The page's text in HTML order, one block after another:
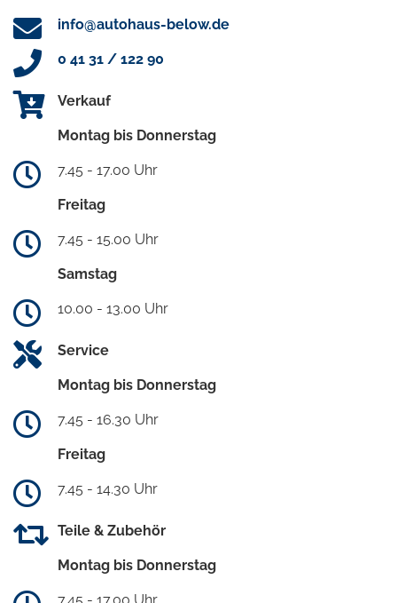
info@autohaus-below.de
0 41 31 / 122 90
Verkauf
Montag bis Donnerstag
7.45 - 17.00 Uhr
Freitag
7.45 - 15.00 Uhr
Samstag
10.00 - 13.00 Uhr
Service
Montag bis Donnerstag
7.45 - 16.30 Uhr
Freitag
7.45 - 14.30 Uhr
Teile & Zubehör
Montag bis Donnerstag